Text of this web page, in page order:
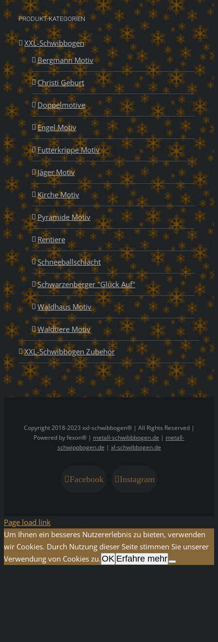
PRODUKT-KATEGORIEN
XXL-Schwibbogen
Bergmann Motiv
Christi Geburt
Doppelmotive
Engel Motiv
Futterkrippe Motiv
Jäger Motiv
Kirche Motiv
Pyramide Motiv
Rentiere
Schneeballschlacht
Schwarzenberger "Glück Auf"
Waldhaus Motiv
Waldtiere Motiv
XXL-Schwibbogen Zubehör
Copyright 2018-2023 xxl-schwibbogen® | All Rights Reserved |
Powered by fexon® | metall-schwibbbogen.de | metall-
schwippbogen.de | xl-schwibbogen.de
Facebook Instagram
Page load link
Um Ihnen ein besseres Nutzererlebnis zu bieten, verwenden
wir Cookies. Durch Nutzung dieser Seite stimmen Sie unserer
Verwendung von Cookies zu.OK Erfahre mehr